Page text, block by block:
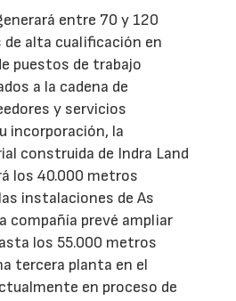
entre 70 y 120
alta cualificación en
puestos de trabajo
a la cadena de
y servicios
incorporación, la
construida de Indra Land
los 40.000 metros
instalaciones de As
compañía prevé ampliar
los 55.000 metros
tercera planta en el
en proceso de